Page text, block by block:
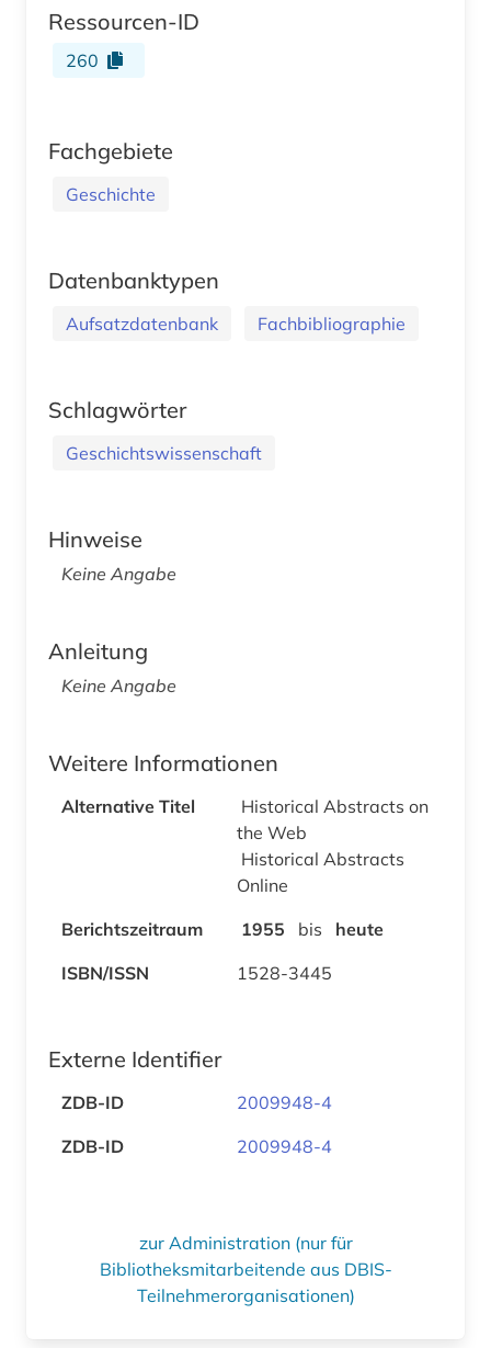
Ressourcen-ID
260
Fachgebiete
Geschichte
Datenbanktypen
Aufsatzdatenbank Fachbibliographie
Schlagwörter
Geschichtswissenschaft
Hinweise
Keine Angabe
Anleitung
Keine Angabe
Weitere Informationen
Alternative Titel
Historical Abstracts on
the Web
Historical Abstracts
Online
Berichtszeitraum
1955 bis
heute
ISBN/ISSN
1528-3445
Externe Identifier
ZDB-ID
2009948-4
ZDB-ID
2009948-4
zur Administration (nur für
Bibliotheksmitarbeitende aus DBIS-
Teilnehmerorganisationen)